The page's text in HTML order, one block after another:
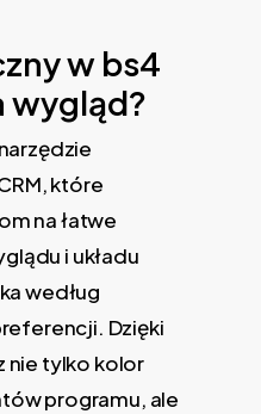
w bs4
wygląd?
które
na łatwe
i układu
według
Dzięki
nie tylko kolor
programu, ale